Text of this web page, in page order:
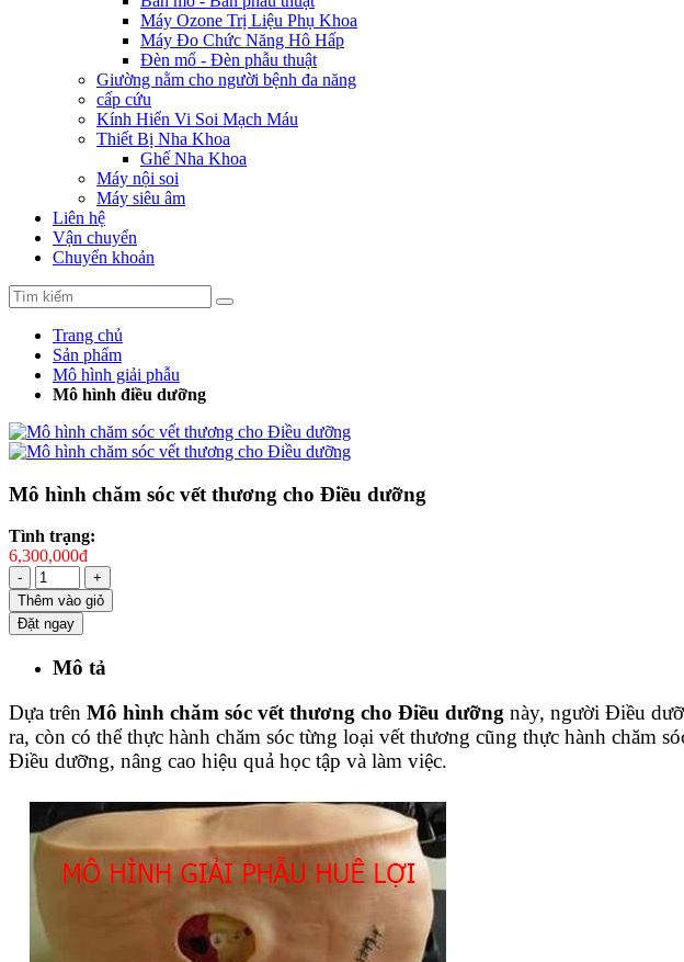
Máy Ozone Trị Liệu Phụ Khoa
Máy Đo Chức Năng Hô Hấp
Đèn mổ - Đèn phẫu thuật
Giường nằm cho người bệnh đa năng
cấp cứu
Kính Hiển Vi Soi Mạch Máu
Thiết Bị Nha Khoa
Ghế Nha Khoa
Máy nội soi
Máy siêu âm
Liên hệ
Vận chuyển
Chuyển khoản
Trang chủ
Sản phẩm
Mô hình giải phẫu
Mô hình điều dưỡng
Mô hình chăm sóc vết thương cho Điều dưỡng
Tình trạng:
6,300,000đ
-
+
Thêm vào giỏ
Đặt ngay
Mô tả
Dựa trên Mô hình chăm sóc vết thương cho Điều dưỡng này, người Điều
ra, còn có thể thực hành chăm sóc từng loại vết thương cũng thực hành chăm
Điều dưỡng, nâng cao hiệu quả học tập và làm việc.